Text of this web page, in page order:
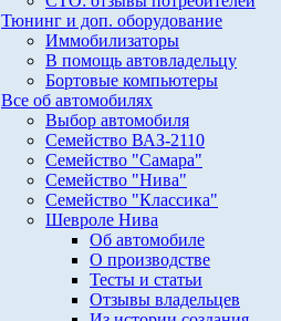
Тюнинг и доп. оборудование
Иммобилизаторы
В помощь автовладельцу
Бортовые компьютеры
Все об автомобилях
Выбор автомобиля
Семейство ВАЗ-2110
Семейство "Самара"
Семейство "Нива"
Семейство "Классика"
Шевроле Нива
Об автомобиле
О производстве
Тесты и статьи
Отзывы владельцев